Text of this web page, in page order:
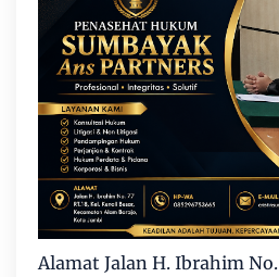
Alamat Jalan H. Ibrahim No.